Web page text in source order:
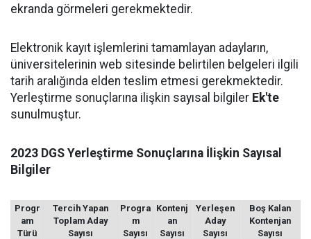
ekranda görmeleri gerekmektedir.
Elektronik kayıt işlemlerini tamamlayan adayların,
üniversitelerinin web sitesinde belirtilen belgeleri ilgili
tarih aralığında elden teslim etmesi gerekmektedir.
Yerleştirme sonuçlarına ilişkin sayısal bilgiler Ek'te
sunulmuştur.
2023 DGS Yerleştirme Sonuçlarına İlişkin Sayısal
Bilgiler
Progr
am
Türü
Tercih Yapan
Toplam Aday
Sayısı
Progra
m
Sayısı
Kontenj
an
Sayısı
Yerleşen
Aday
Sayısı
Boş Kalan
Kontenjan
Sayısı